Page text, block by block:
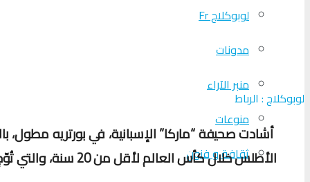
لوبوكلاج Fr
مدونات
منبر الآراء
منوعات
ثقافة و فنون
لوبوكلاج : الرباط
أشادت صحيفة “ماركا” الإسبانية، في بورتريه مطول،
الأطلس خلال كأس العالم لأقل من 20 سنة، والتي تُوّج المغرب بلقبها التاريخي في الشيلي.